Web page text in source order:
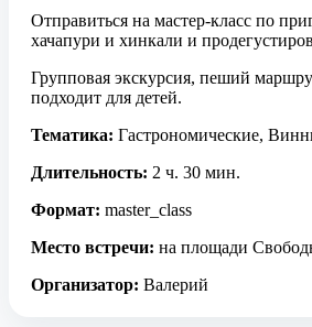
Отправиться на мастер-класс по
хачапури и хинкали и
Групповая экскурсия, пеший
подходит для детей.
Тематика: Гастрономические,
Длительность: 2 ч. 30 мин.
Формат: master_class
Место встречи: на площади
Организатор: Валерий